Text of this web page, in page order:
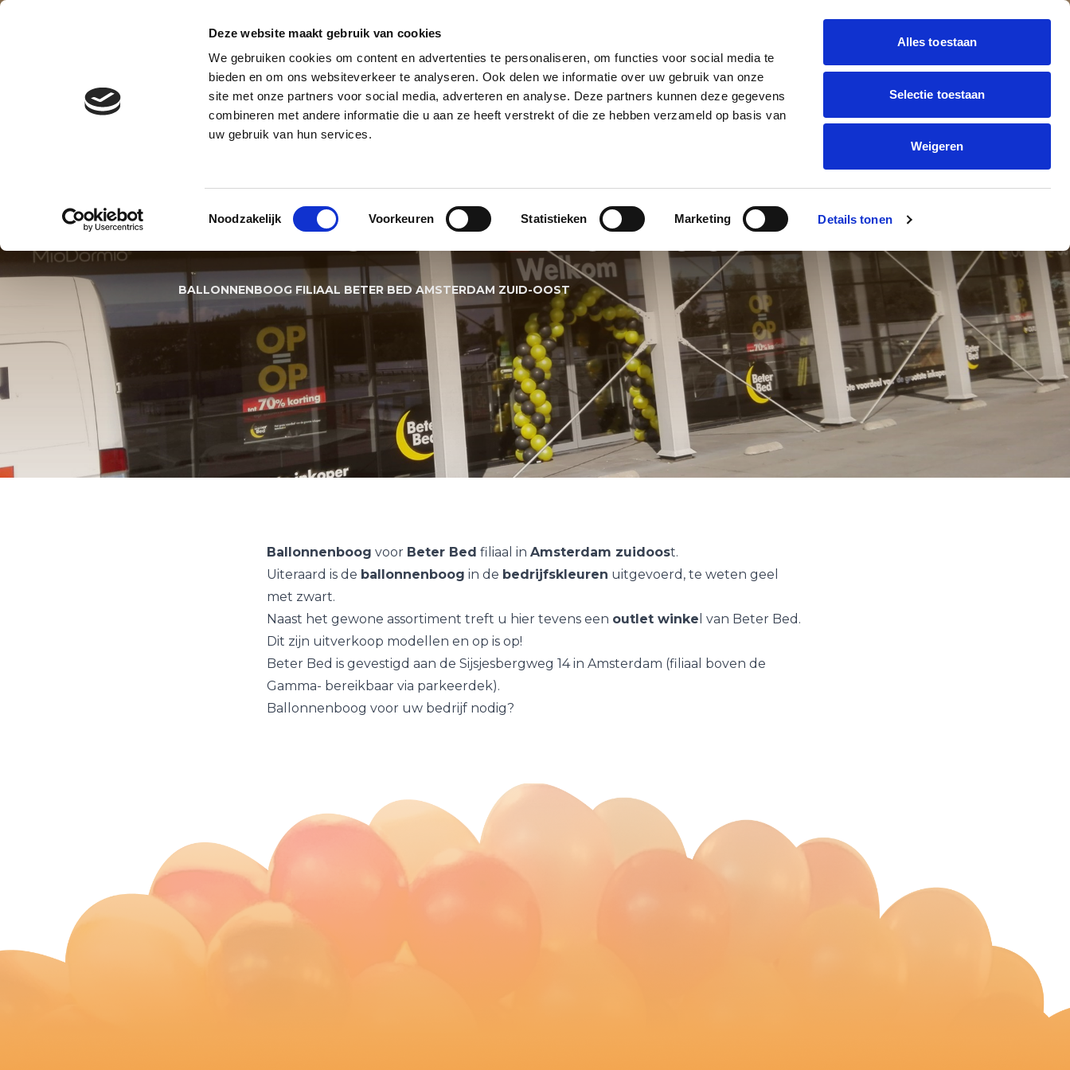
Deze website maakt gebruik van cookies
We gebruiken cookies om content en advertenties te personaliseren, om functies voor social media te
bieden en om ons websiteverkeer te analyseren. Ook delen we informatie over uw gebruik van onze
site met onze partners voor social media, adverteren en analyse. Deze partners kunnen deze gegevens
combineren met andere informatie die u aan ze heeft verstrekt of die ze hebben verzameld op basis van
uw gebruik van hun services.
Toestemmingsselectie
Noodzakelijk Voorkeuren Statistieken Marketing Details tonen
Alles toestaan
Selectie toestaan
Weigeren
BALLONNENBOOGBALLONNENPILAARHELIUM BALLONNENHELIUM BALLON TROSSENREUZE BALLON DECORATIE
BALLONNEN DECORATIES SPECIALS BALLONNEN BEZORGSERVICE BALLON KLEUREN BALLONNEN BEDRUKKEN
aanvragen
BALLONNENBOOG FILIAAL BETER
BED AMSTERDAM ZUID-OOST
BALLONNENBOOG FILIAAL BETER BED AMSTERDAM ZUID-OOST
Ballonnenboog voor Beter Bed filiaal in Amsterdam zuidoost.
Uiteraard is de ballonnenboog in de bedrijfskleuren uitgevoerd, te weten geel
met zwart.
Naast het gewone assortiment treft u hier tevens een outlet winke l van Beter Bed.
Dit zijn uitverkoop modellen en op is op!
Beter Bed is gevestigd aan de Sijsjesbergweg 14 in Amsterdam (filiaal boven de
Gamma- bereikbaar via parkeerdek).
Ballonnenboog voor uw bedrijf nodig?